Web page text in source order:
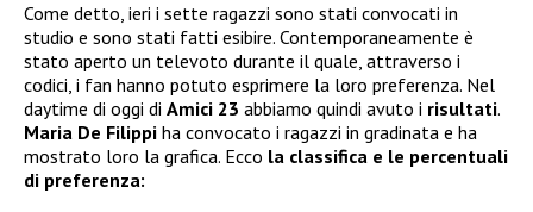
Come detto, ieri i sette ragazzi sono stati convocati in
studio e sono stati fatti esibire. Contemporaneamente è
stato aperto un televoto durante il quale, attraverso i
codici, i fan hanno potuto esprimere la loro preferenza. Nel
daytime di oggi di Amici 23 abbiamo quindi avuto i risultati.
Maria De Filippi ha convocato i ragazzi in gradinata e ha
mostrato loro la grafica. Ecco la classifica e le percentuali
di preferenza: